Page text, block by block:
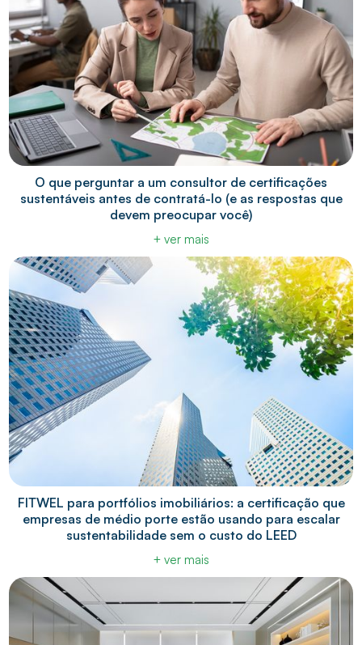
O que perguntar a um consultor de certificações
sustentáveis antes de contratá-lo (e as respostas que
devem preocupar você)
+ ver mais
FITWEL para portfólios imobiliários: a certificação que
empresas de médio porte estão usando para escalar
sustentabilidade sem o custo do LEED
+ ver mais